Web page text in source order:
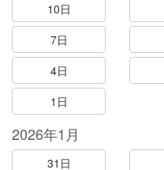
10日
7日
4日
1日
2026年1月
31日